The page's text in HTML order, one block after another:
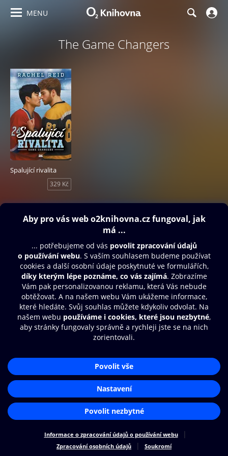
MENU
The Game Changers
Spalující rivalita
329 Kč
Obsah ke stažení
Další zábava
© O2 Czech Republic a.s.
Nákupní řád
Přístupnost
Cookies
Nastavení cookies
Aplikace O2 Knihovna
Čti a poslouchej své e-knihy a
audioknihy rychleji a pohodlněji.